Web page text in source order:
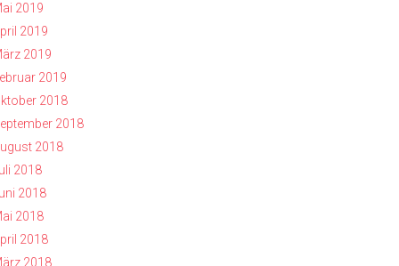
2019
2019
2019
2019
2018
2018
2018
2018
2018
2018
2018
2018